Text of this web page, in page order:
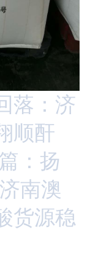
落：济
顺酐
：扬
南澳
货源稳